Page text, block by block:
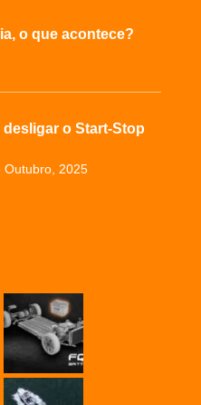
o que acontece?
desligar o Start-Stop
Outubro, 2025